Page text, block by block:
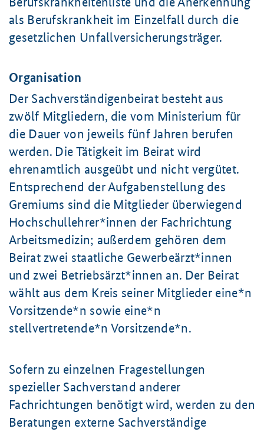
als Berufskrankheit im Einzelfall durch die
gesetzlichen Unfallversicherungsträger.
Organisation
Der Sachverständigenbeirat besteht aus
zwölf Mitgliedern, die vom Ministerium für
die Dauer von jeweils fünf Jahren berufen
werden. Die Tätigkeit im Beirat wird
ehrenamtlich ausgeübt und nicht vergütet.
Entsprechend der Aufgabenstellung des
Gremiums sind die Mitglieder überwiegend
Hochschullehrer*innen der Fachrichtung
Arbeitsmedizin; außerdem gehören dem
Beirat zwei staatliche Gewerbeärzt*innen
und zwei Betriebsärzt*innen an. Der Beirat
wählt aus dem Kreis seiner Mitglieder eine*n
Vorsitzende*n sowie eine*n
stellvertretende*n Vorsitzende*n.
Sofern zu einzelnen Fragestellungen
spezieller Sachverstand anderer
Fachrichtungen benötigt wird, werden zu den
Beratungen externe Sachverständige